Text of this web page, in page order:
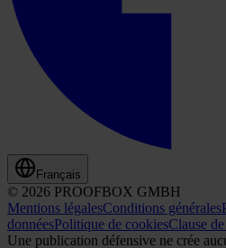
Français
© 2026 PROOFBOX GMBH
Mentions légalesConditions générales
donnéesPolitique de cookiesClause
Une publication défensive ne crée